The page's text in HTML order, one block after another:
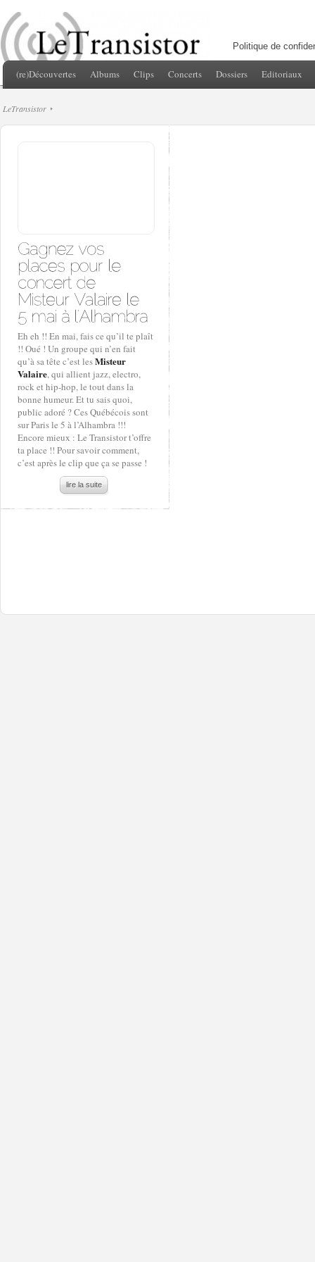
Politique de
(re)Découvertes Albums Clips Concerts Dossiers Editoriaux
LeTransistor
Eh eh !! En mai, fais ce qu’il te plaît
!! Oué ! Un groupe qui n’en fait
qu’à sa tête c’est lesMisteur
Valaire, qui allient jazz, electro,
rock et hip-hop, le tout dans la
bonne humeur. Et tu sais quoi,
public adoré ? Ces Québécois sont
sur Paris le 5 à l’Alhambra !!!
Encore mieux : Le Transistor t’offre
ta place !! Pour savoir comment,
c’est après le clip que ça se passe !
lire la suite